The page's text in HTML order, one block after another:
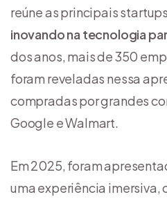
reúne as principais
inovando na tecnologia
dos anos, mais de 350
foram reveladas nessa
compradas por grandes
Google e Walmart.
Em 2025, foram
uma experiência imersiva,